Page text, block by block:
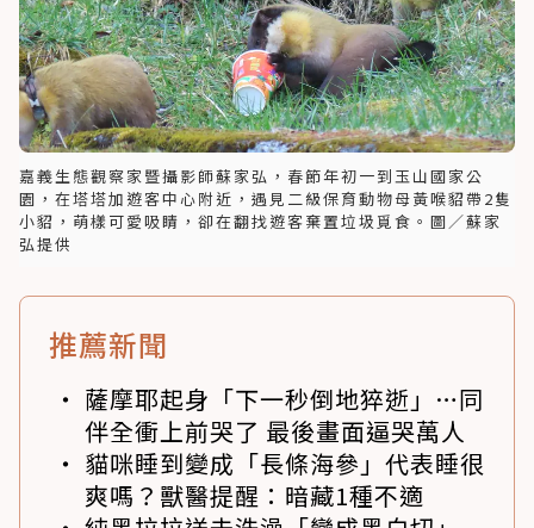
嘉義生態觀察家暨攝影師蘇家弘，春節年初一到玉山國家公
園，在塔塔加遊客中心附近，遇見二級保育動物母黃喉貂帶2隻
小貂，萌樣可愛吸睛，卻在翻找遊客棄置垃圾覓食。圖／蘇家
弘提供
推薦新聞
薩摩耶起身「下一秒倒地猝逝」…同
伴全衝上前哭了 最後畫面逼哭萬人
貓咪睡到變成「長條海參」代表睡很
爽嗎？獸醫提醒：暗藏1種不適